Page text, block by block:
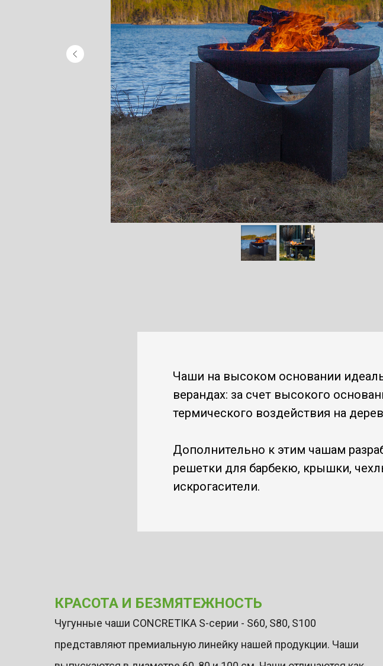
Чаши на высоком основании
верандах: за счет высокого
термического воздействия на
Дополнительно к этим чашам
решетки для барбекю, крышки,
искрогасители.
КРАСОТА И БЕЗМЯТЕЖНОСТЬ
Чугунные чаши CONCRETIKA S-серии - S60, S80, S100
представляют премиальную линейку нашей продукции. Чаши